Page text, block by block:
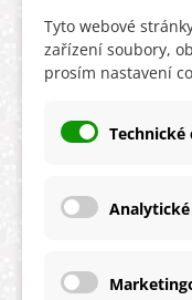
Obchodní
Ochrana
Tyto webové
zařízení soubory,
prosím nastavení
Technické